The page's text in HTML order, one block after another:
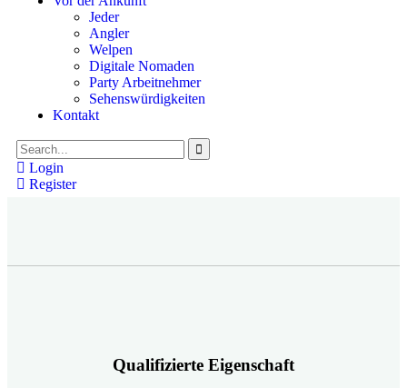
Jeder
Angler
Welpen
Digitale Nomaden
Party Arbeitnehmer
Sehenswürdigkeiten
Kontakt
Login
Register
Qualifizierte Eigenschaft